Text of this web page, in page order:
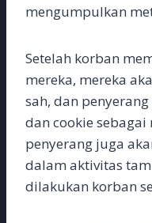
mengumpulkan
Setelah korban
mereka, mereka
sah, dan
dan cookie sebagai
penyerang juga
dalam aktivitas
dilakukan korban